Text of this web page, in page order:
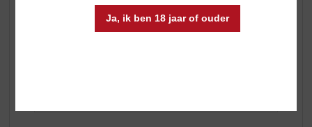
Ja, ik ben 18 jaar of ouder